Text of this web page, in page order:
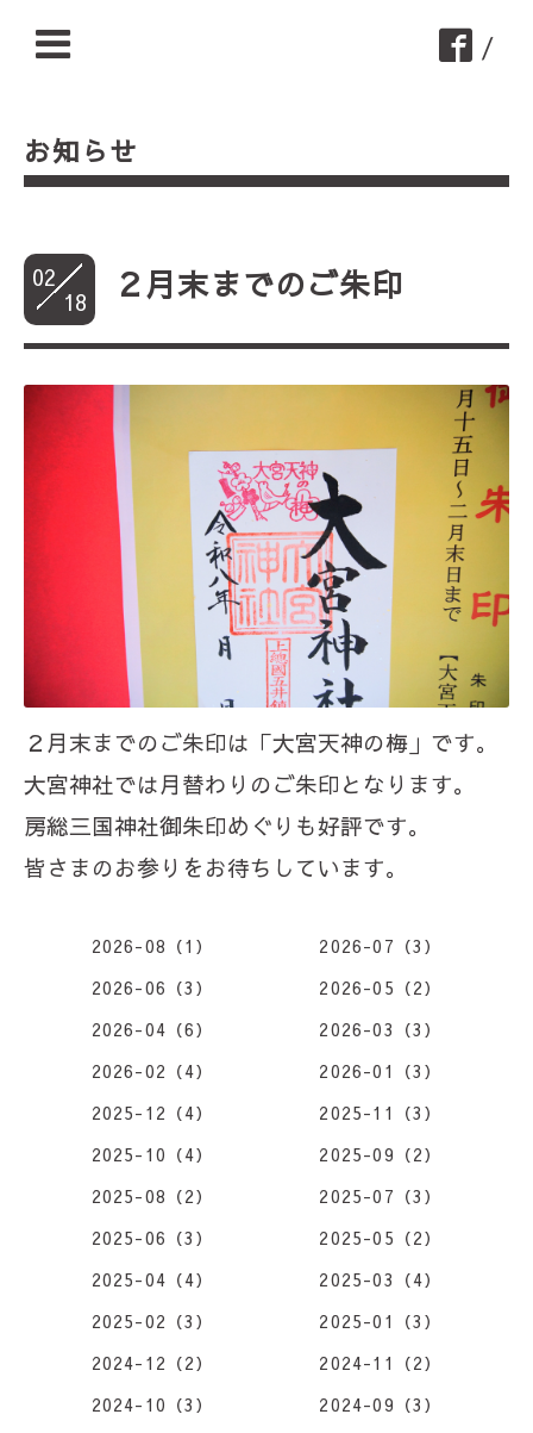
/
お知らせ
02
18
２月末までのご朱印
２月末までのご朱印は「大宮天神の梅」です。
大宮神社では月替わりのご朱印となります。
房総三国神社御朱印めぐりも好評です。
皆さまのお参りをお待ちしています。
2026-08（1）
2026-07（3）
2026-06（3）
2026-05（2）
2026-04（6）
2026-03（3）
2026-02（4）
2026-01（3）
2025-12（4）
2025-11（3）
2025-10（4）
2025-09（2）
2025-08（2）
2025-07（3）
2025-06（3）
2025-05（2）
2025-04（4）
2025-03（4）
2025-02（3）
2025-01（3）
2024-12（2）
2024-11（2）
2024-10（3）
2024-09（3）